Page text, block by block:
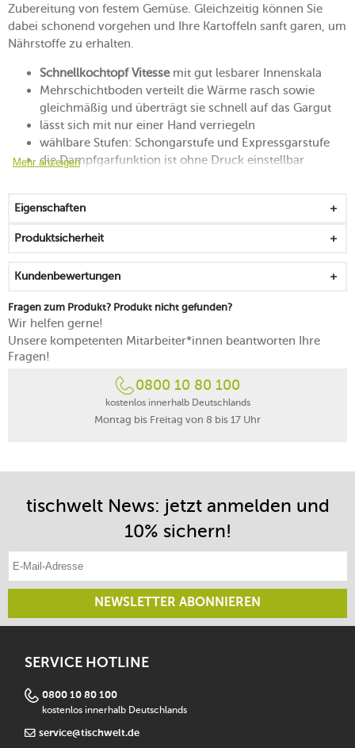
Zubereitung von festem Gemüse. Gleichzeitig können Sie
dabei schonend vorgehen und Ihre Kartoffeln sanft garen, um
Nährstoffe zu erhalten.
Schnellkochtopf Vitessemit gut lesbarer Innenskala
Mehrschichtboden verteilt die Wärme rasch sowie
gleichmäßig und überträgt sie schnell auf das Gargut
lässt sich mit nur einer Hand verriegeln
wählbare Stufen: Schongarstufe und Expressgarstufe
die Dampfgarfunktion ist ohne Druck einstellbar
ab
mit Kontrollmarkierungen, die das Verriegeln
angefasst werden
arbeitet mit einem maximalen Druck von 270 kPa
für alle Herdarten geeignet
wird mit Dämpfeinsatz und Gestell geliefert
von Hand reinigen
Mehr anzeigen
Eigenschaften
Produktsicherheit
Kundenbewertungen
Fragen zum Produkt? Produkt nicht gefunden?
Wir helfen gerne!
Unsere kompetenten Mitarbeiter*innen beantworten Ihre
Fragen!
0800 10 80 100
kostenlos innerhalb Deutschlands
Montag bis Freitag von 8 bis 17 Uhr
tischwelt News: jetzt anmelden und
10% sichern!
NEWSLETTER ABONNIEREN
SERVICE HOTLINE
0800 10 80 100
kostenlos innerhalb Deutschlands
service@tischwelt.de